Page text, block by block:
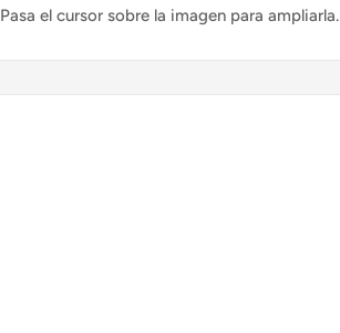
Pasa el cursor sobre la imagen para ampliarla.